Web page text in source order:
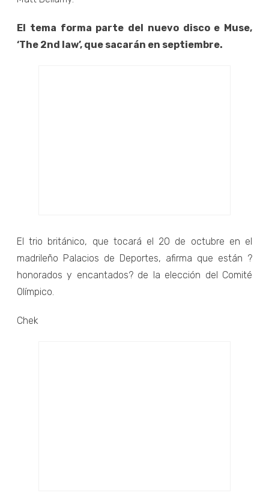
El tema forma parte del nuevo disco e Muse,
‘The 2nd law’, que sacarán en septiembre.
El trio británico, que tocará el 20 de octubre en el
madrileño Palacios de Deportes, afirma que están ?
honorados y encantados? de la elección del Comité
Olímpico.
Chek